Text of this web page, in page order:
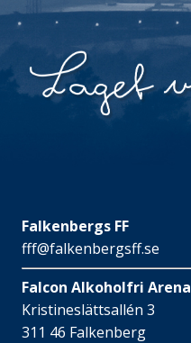
Falkenbergs FF
fff@falkenbergsff.se
Falcon Alkoholfri Arena
Kristineslättsallén 3
311 46 Falkenberg